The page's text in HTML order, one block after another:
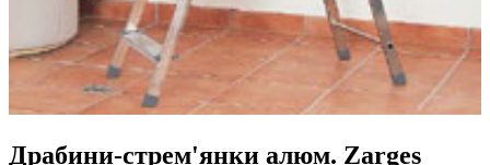
Драбини-стрем'янки алюм. Zarges